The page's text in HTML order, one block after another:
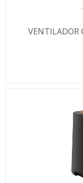
VENTILADOR